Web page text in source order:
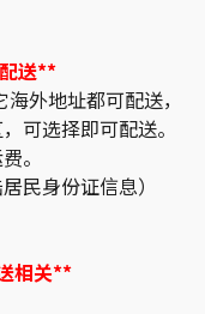
送**
外地址都可配送，
可选择即可配送。
。
民身份证信息）
相关**